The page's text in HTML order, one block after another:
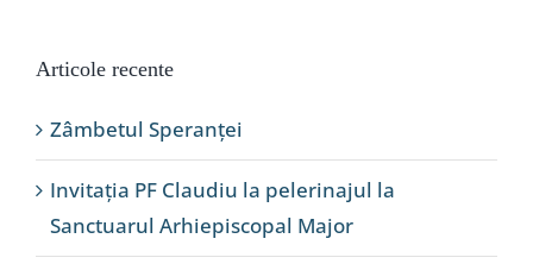
Articole recente
Zâmbetul Speranței
Invitația PF Claudiu la pelerinajul la
Sanctuarul Arhiepiscopal Major